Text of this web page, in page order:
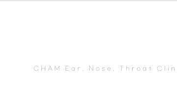
CHAM Ear, Nose, Throat